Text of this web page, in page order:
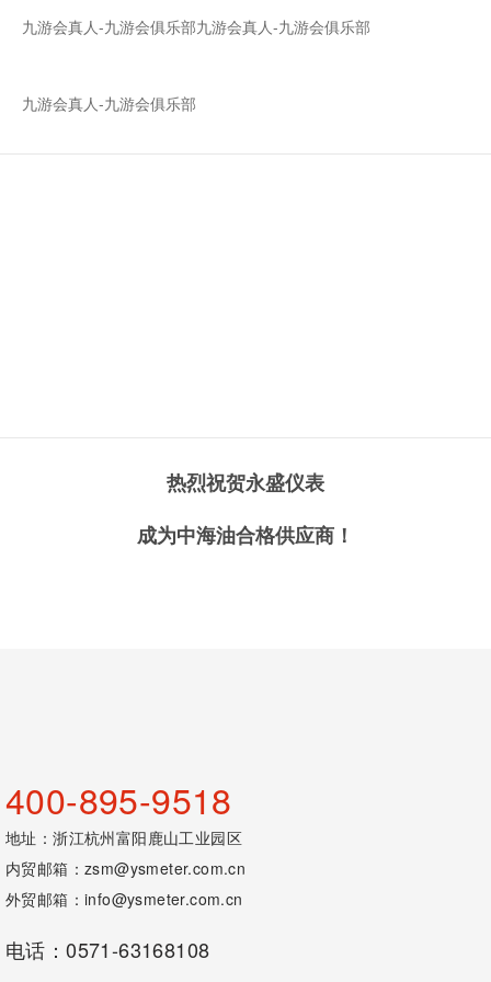
九游会真人-九游会俱乐部九游会真人-九游会俱乐部
九游会真人-九游会俱乐部
热烈祝贺永盛仪表
成为中海油合格供应商！
400-895-9518
地址：浙江杭州富阳鹿山工业园区
内贸邮箱： zsm@ysmeter.com.cn
外贸邮箱： info@ysmeter.com.cn
电话：0571-63168108